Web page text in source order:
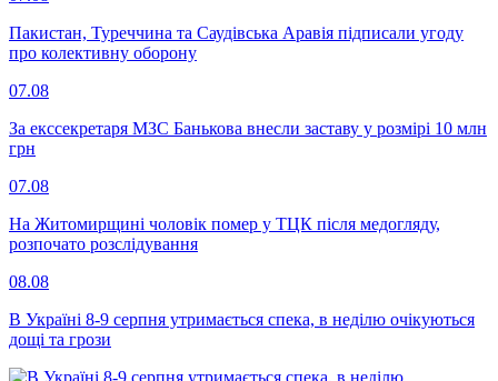
Пакистан, Туреччина та Саудівська Аравія підписали угоду
про колективну оборону
07.08
За екссекретаря МЗС Банькова внесли заставу у розмірі 10 млн
грн
07.08
На Житомирщині чоловік помер у ТЦК після медогляду,
розпочато розслідування
08.08
В Україні 8-9 серпня утримається спека, в неділю очікуються
дощі та грози